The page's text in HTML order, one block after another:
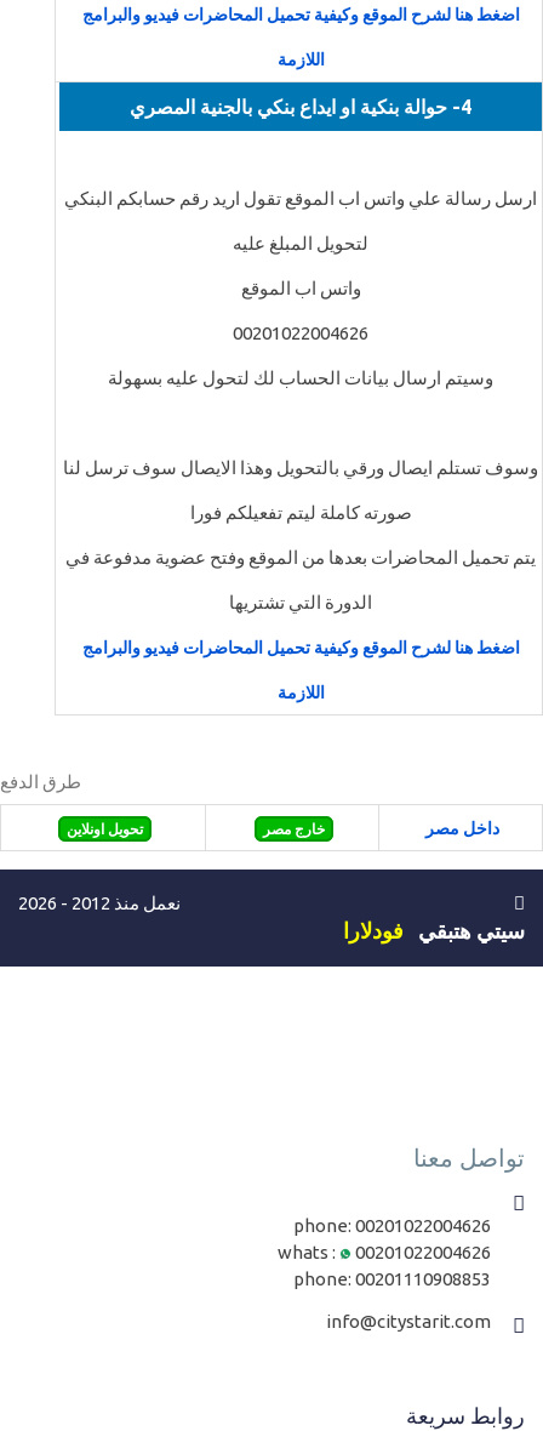
اضغط هنا لشرح الموقع وكيفية تحميل المحاضرات فيديو والبرامج
اللازمة
4- حوالة بنكية او ايداع بنكي بالجنية المصري
ارسل رسالة علي واتس اب الموقع تقول اريد رقم حسابكم البنكي
لتحويل المبلغ عليه
واتس اب الموقع
00201022004626
وسيتم ارسال بيانات الحساب لك لتحول عليه بسهولة
وسوف تستلم ايصال ورقي بالتحويل وهذا الايصال سوف ترسل لنا
صورته كاملة ليتم تفعيلكم فورا
يتم تحميل المحاضرات بعدها من الموقع وفتح عضوية مدفوعة في
الدورة التي تشتريها
اضغط هنا لشرح الموقع وكيفية تحميل المحاضرات فيديو والبرامج
اللازمة
طرق الدفع
داخل مصر خارج مصر تحويل اونلاين
نعمل منذ 2012 - 2026
سيتي هتبقي فودلارا
تواصل معنا
phone: 00201022004626
whats :
00201022004626
phone: 00201110908853
info@citystarit.com
روابط سريعة